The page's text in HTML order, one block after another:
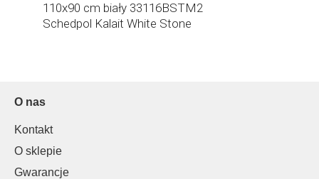
110x90 cm biały 33116BSTM2
Schedpol Kalait White Stone
O nas
Kontakt
O sklepie
Gwarancje